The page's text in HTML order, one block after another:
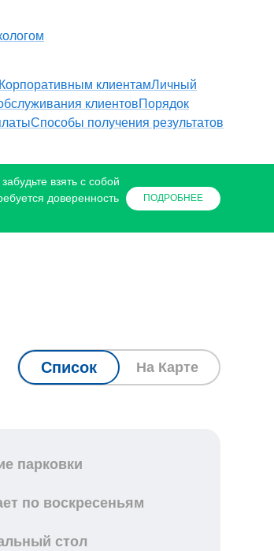
Корпоративным клиентамЛичный
клиентовПорядок
Способы получения результатов
взять с собой
доверенность
ПОДРОБНЕЕ
Список На Карте
парковки
по воскресеньям
стол